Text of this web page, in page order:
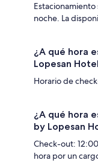
noche. La
¿A qué hora
Lopesan
Horario de
¿A qué hora
by Lopesan
Check-out:
hora por un